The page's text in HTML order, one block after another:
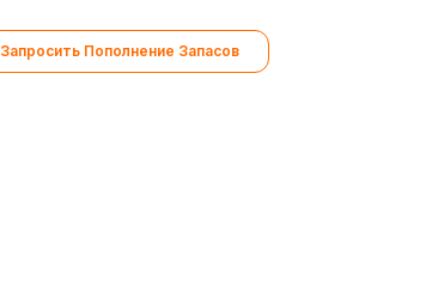
Запросить Пополнение Запасов